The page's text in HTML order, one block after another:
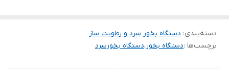
دیگر موارد استفاده این دستگاه می توان به حالت پروژکتوری جهت ایجاد
نور کهکشانی،چراغ خواب با نورRGB،پخش خوشبو کننده از طریق بخار
دسته‌بندی: دستگاه بخور سرد و رطوبت ساز
برچسب‌ها :دستگاه بخور،دستگاه بخورسرد